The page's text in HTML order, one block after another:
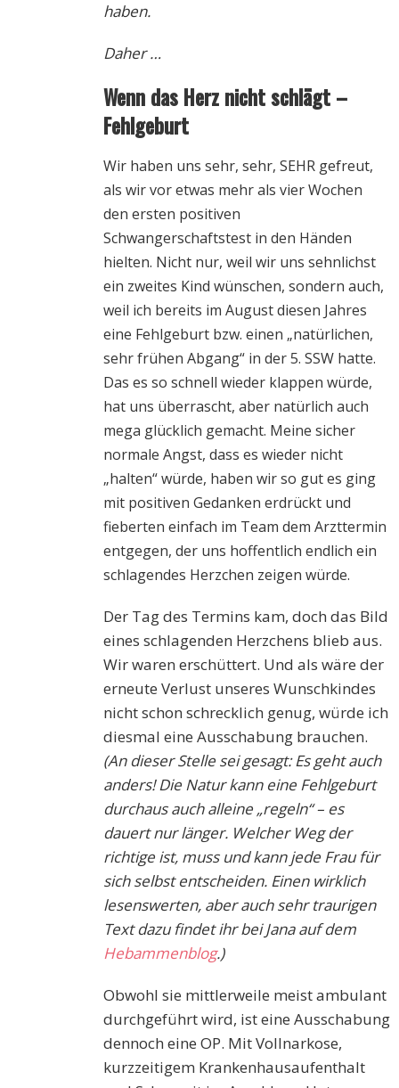
haben.
Daher …
Wenn das Herz nicht schlägt –
Fehlgeburt
Wir haben uns sehr, sehr, SEHR gefreut,
als wir vor etwas mehr als vier Wochen
den ersten positiven
Schwangerschaftstest in den Händen
hielten. Nicht nur, weil wir uns sehnlichst
ein zweites Kind wünschen, sondern auch,
weil ich bereits im August diesen Jahres
eine Fehlgeburt bzw. einen „natürlichen,
sehr frühen Abgang“ in der 5. SSW hatte.
Das es so schnell wieder klappen würde,
hat uns überrascht, aber natürlich auch
mega glücklich gemacht. Meine sicher
normale Angst, dass es wieder nicht
„halten“ würde, haben wir so gut es ging
mit positiven Gedanken erdrückt und
fieberten einfach im Team dem Arzttermin
entgegen, der uns hoffentlich endlich ein
schlagendes Herzchen zeigen würde.
Der Tag des Termins kam, doch das Bild
eines schlagenden Herzchens blieb aus.
Wir waren erschüttert. Und als wäre der
erneute Verlust unseres Wunschkindes
nicht schon schrecklich genug, würde ich
diesmal eine Ausschabung brauchen.
(An dieser Stelle sei gesagt: Es geht auch
anders! Die Natur kann eine Fehlgeburt
durchaus auch alleine „regeln“ – es
dauert nur länger. Welcher Weg der
richtige ist, muss und kann jede Frau für
sich selbst entscheiden. Einen wirklich
lesenswerten, aber auch sehr traurigen
Text dazu findet ihr bei Jana auf dem
Hebammenblog.)
Obwohl sie mittlerweile meist ambulant
durchgeführt wird, ist eine Ausschabung
dennoch eine OP. Mit Vollnarkose,
kurzzeitigem Krankenhausaufenthalt